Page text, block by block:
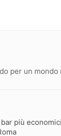
per un
bar più